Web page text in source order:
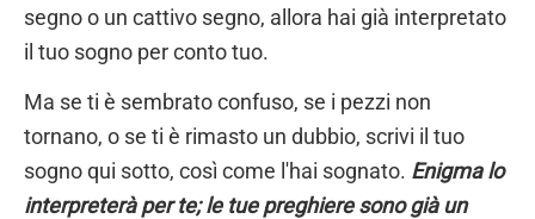
segno o un cattivo segno, allora hai già interpretato
il tuo sogno per conto tuo.
Ma se ti è sembrato confuso, se i pezzi non
tornano, o se ti è rimasto un dubbio, scrivi il tuo
sogno qui sotto, così come l'hai sognato. Enigma lo
interpreterà per te; le tue preghiere sono già un